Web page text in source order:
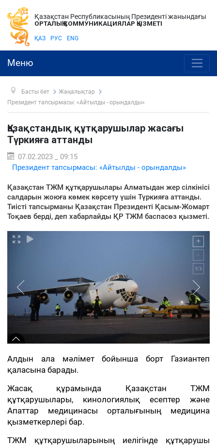
Қазақстан Республикасының Президенті жанындағы
ОРТАЛЫҚ КОММУНИКАЦИЯЛАР ҚЫЗМЕТІ
ҚАЗ РУС ENG
Меню
Басты бет
Жаңалықтар
Президент тапсырмасы: «Айтылды - орындалды»
Қазақстандық құтқарушылар жасағы
Түркияға аттанды
07.02.2023 _ 09:15
Президент тапсырмасы: «Айтылды - орындалды»
Қазақстан ТЖМ құтқарушылары Алматыдан жер сілкінісі
салдарын жоюға көмек көрсету үшін Түркияға аттанды.
Тиісті тапсырманы Қазақстан Президенті Қасым-Жомарт
Тоқаев берді, деп хабарлайды ҚР ТЖМ баспасөз қызметі.
Алдын ала мәлімет бойынша борт Газиантеп
қаласына барады.
Жасақ құрамында Қазақстан ТЖМ
құтқарушылары, кинологиялық есептер және
Апаттар медицинасы орталығының медицина
қызметкерлері бар.
ТЖМ құтқарушыларының иелігінде құтқарушы